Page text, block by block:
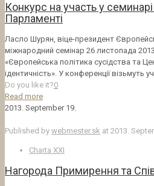
Конкурс на участь у
Парламенті
Ласло Шурян, віце-президент
міжнародний семінар 26 листопада
«Європейська політика сусідства та
ідентичність». У конференції візьмуть
Do you like it?0
Read more
2013. September 19.
Published by webmester.sk at 2013.
Charta XXI
Нагорода Примирення та